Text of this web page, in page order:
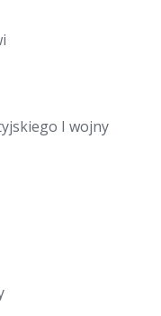
I wojny